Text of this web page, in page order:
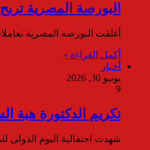
البورصة المصرية تربح 61 مليار جنيه في ختام جلسة اليوم الثلاثاء
أغلقت البورصة المصرية
أكمل القراءة »
أخبار
يونيو 30, 2026
9
تكريم الدكتورة هبة
شهدت احتفالية اليوم